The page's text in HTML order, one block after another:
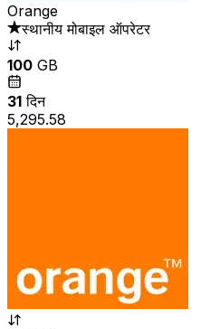
Orange
स्थानीय मोबाइल ऑपरेटर
100 GB
31 दिन
₹5,295.58